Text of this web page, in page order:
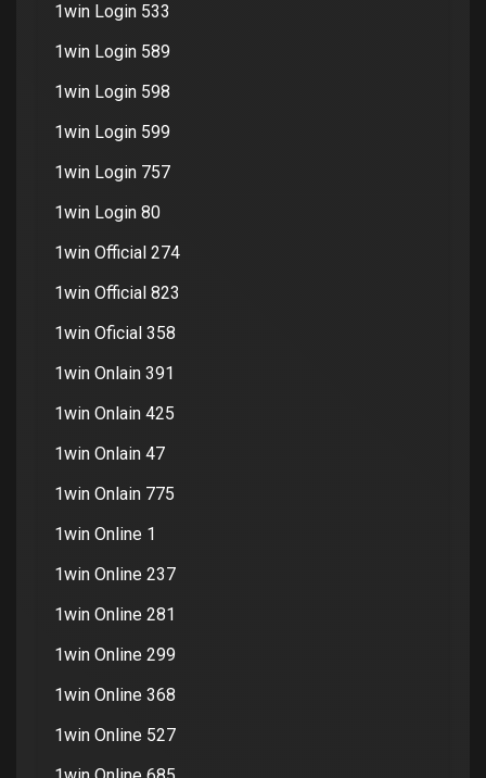
1win Login 533
1win Login 589
1win Login 598
1win Login 599
1win Login 757
1win Login 80
1win Official 274
1win Official 823
1win Oficial 358
1win Onlain 391
1win Onlain 425
1win Onlain 47
1win Onlain 775
1win Online 1
1win Online 237
1win Online 281
1win Online 299
1win Online 368
1win Online 527